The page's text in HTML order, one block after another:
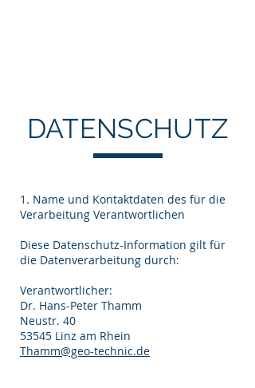
DATENSCHUTZ
1. Name und Kontaktdaten des für die
Verarbeitung Verantwortlichen
Diese Datenschutz-Information gilt für
die Datenverarbeitung durch:
Verantwortlicher:
Dr. Hans-Peter Thamm
Neustr. 40
53545 Linz am Rhein
Thamm@geo-technic.de